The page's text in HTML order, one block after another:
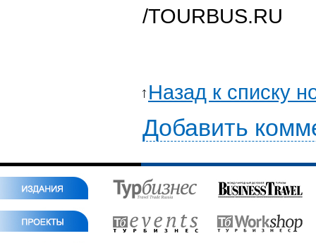
/TOURBUS.RU
Назад к списку
Добавить